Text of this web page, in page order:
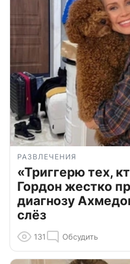
РАЗВЛЕЧЕНИЯ
«Триггерю тех,
Гордон жестко
диагнозу
слёз
131 Обсудить